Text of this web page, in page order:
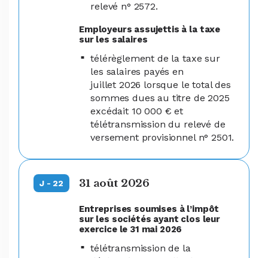
relevé n° 2572.
Employeurs assujettis à la taxe
sur les salaires
télérèglement de la taxe sur
les salaires payés en
juillet 2026 lorsque le total des
sommes dues au titre de 2025
excédait 10 000 € et
télétransmission du relevé de
versement provisionnel n° 2501.
J - 22 31 août 2026
Entreprises soumises à l’impôt
sur les sociétés ayant clos leur
exercice le 31 mai 2026
télétransmission de la